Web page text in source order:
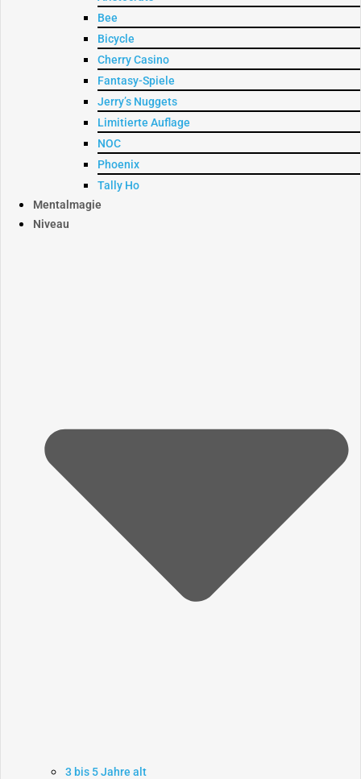
Bee
Bicycle
Cherry Casino
Fantasy-Spiele
Jerry’s Nuggets
Limitierte Auflage
NOC
Phoenix
Tally Ho
Mentalmagie
Niveau
3 bis 5 Jahre alt